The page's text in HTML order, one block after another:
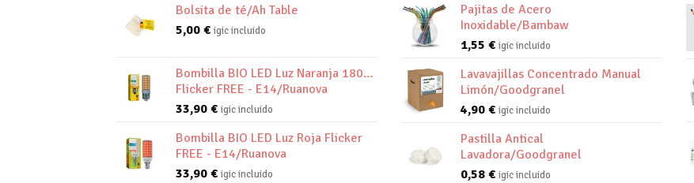
Bolsita de té/Ah Table
5,00 € igic incluido
Bombilla BIO LED Luz Naranja 1800K
Flicker FREE - E14/Ruanova
33,90 € igic incluido
Bombilla BIO LED Luz Roja Flicker
FREE - E14/Ruanova
33,90 € igic incluido
Pajitas de Acero
Inoxidable/Bambaw
1,55 € igic incluido
Lavavajillas Concentrado Manual
Limón/Goodgranel
4,90 € igic incluido
Pastilla Antical
Lavadora/Goodgranel
0,58 € igic incluido